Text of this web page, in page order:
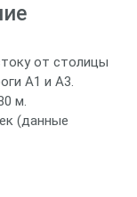
от столицы
А1 и А3.
м.
(данные